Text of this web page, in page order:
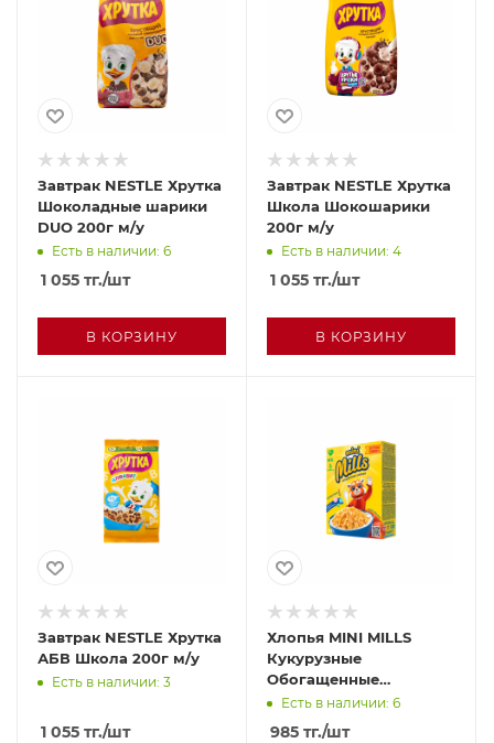
Завтрак NESTLE Хрутка
Шоколадные шарики
DUO 200г м/у
Есть в наличии: 6
1 055 тг./шт
В КОРЗИНУ
Завтрак NESTLE Хрутка
Школа Шокошарики
200г м/у
Есть в наличии: 4
1 055 тг./шт
В КОРЗИНУ
Завтрак NESTLE Хрутка
АБВ Школа 200г м/у
Есть в наличии: 3
1 055 тг./шт
Хлопья MINI MILLS
Кукурузные
Обогащенные
витаминами и железом
200г кор
Есть в наличии: 6
985 тг./шт